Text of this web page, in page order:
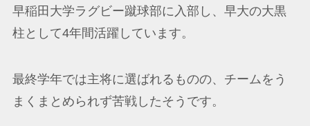
早稲田大学ラグビー蹴球部に入部し、早大の大黒
柱として4年間活躍しています。
最終学年では主将に選ばれるものの、チームをう
まくまとめられず苦戦したそうです。